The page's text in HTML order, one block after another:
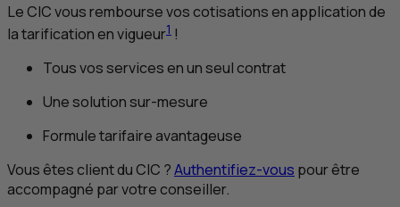
LeCICvous rembourse vos cotisations en application de
la tarification en vigueur1 !
Tous vos services en un seul contrat
Une solution sur-mesure
Formule tarifaire avantageuse
Vous êtes client duCIC ?Authentifiez-vous pour être
accompagné par votre conseiller.